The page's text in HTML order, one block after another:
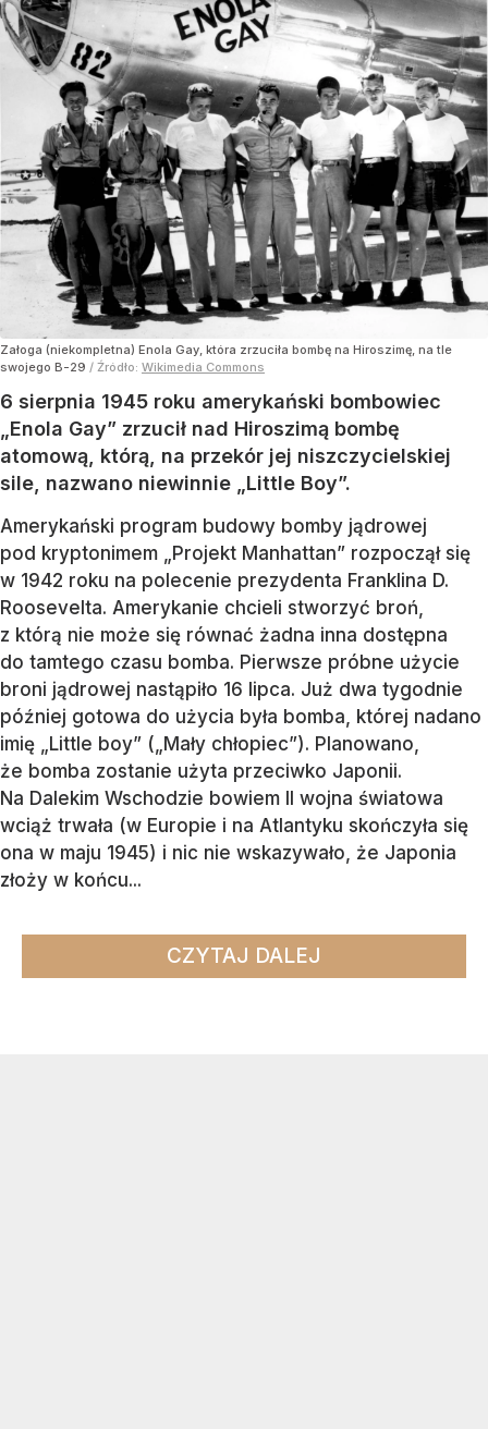
Załoga (niekompletna) Enola Gay, która zrzuciła bombę na Hiroszimę, na tle
swojego B-29 / Źródło: Wikimedia Commons
6 sierpnia 1945 roku amerykański bombowiec
„Enola Gay” zrzucił nad Hiroszimą bombę
atomową, którą, na przekór jej niszczycielskiej
sile, nazwano niewinnie „Little Boy”.
Amerykański program budowy bomby jądrowej
pod kryptonimem „Projekt Manhattan” rozpoczął się
w 1942 roku na polecenie prezydenta Franklina D.
Roosevelta. Amerykanie chcieli stworzyć broń,
z którą nie może się równać żadna inna dostępna
do tamtego czasu bomba. Pierwsze próbne użycie
broni jądrowej nastąpiło 16 lipca. Już dwa tygodnie
później gotowa do użycia była bomba, której nadano
imię „Little boy” („Mały chłopiec”). Planowano,
że bomba zostanie użyta przeciwko Japonii.
Na Dalekim Wschodzie bowiem II wojna światowa
wciąż trwała (w Europie i na Atlantyku skończyła się
ona w maju 1945) i nic nie wskazywało, że Japonia
złoży w końcu...
CZYTAJ DALEJ